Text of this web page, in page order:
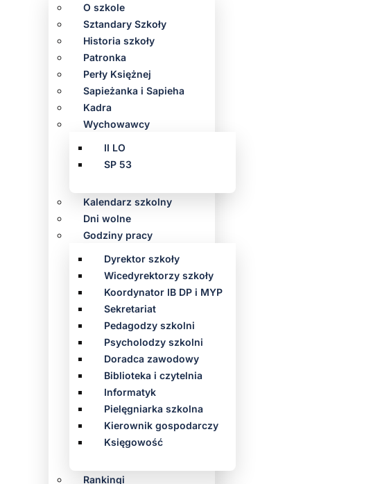
O szkole
Sztandary Szkoły
Historia szkoły
Patronka
Perły Księżnej
Sapieżanka i Sapieha
Kadra
Wychowawcy
II LO
SP 53
Kalendarz szkolny
Dni wolne
Godziny pracy
Dyrektor szkoły
Wicedyrektorzy szkoły
Koordynator IB DP i MYP
Sekretariat
Pedagodzy szkolni
Psycholodzy szkolni
Doradca zawodowy
Biblioteka i czytelnia
Informatyk
Pielęgniarka szkolna
Kierownik gospodarczy
Księgowość
Rankingi